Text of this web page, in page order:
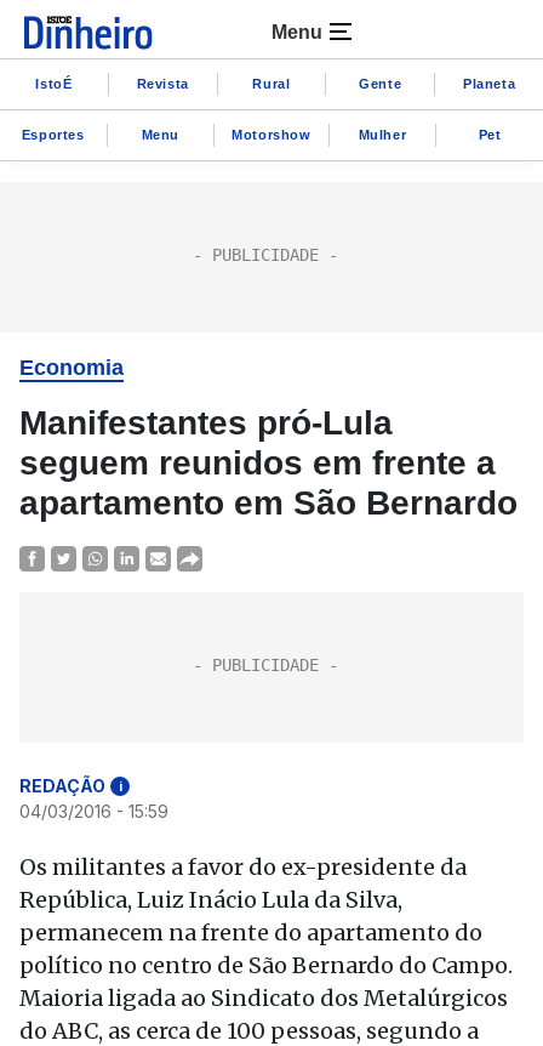
Menu
IstoÉ Revista Rural Gente Planeta
Esportes Menu Motorshow Mulher Pet
Economia
Manifestantes pró-Lula
seguem reunidos em frente a
apartamento em São Bernardo
REDAÇÃO i
04/03/2016 - 15:59
Os militantes a favor do ex-presidente da
República, Luiz Inácio Lula da Silva,
permanecem na frente do apartamento do
político no centro de São Bernardo do Campo.
Maioria ligada ao Sindicato dos Metalúrgicos
do ABC, as cerca de 100 pessoas, segundo a